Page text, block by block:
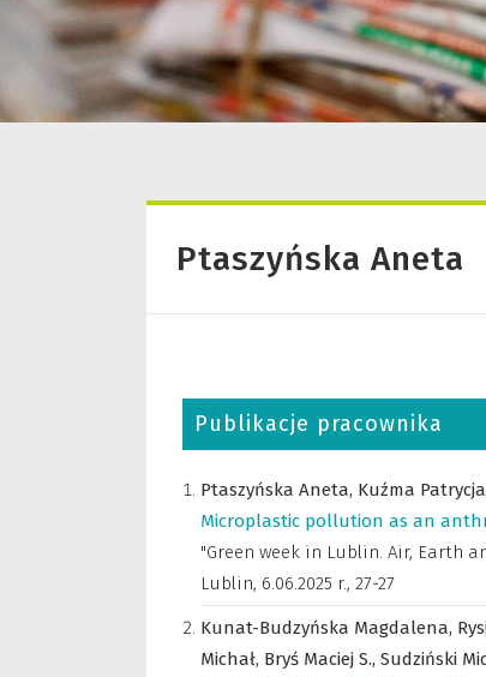
Ptaszyńska Aneta
Publikacje pracownika
Ptaszyńska Aneta, Kuźma
Microplastic pollution as an
"Green week in Lublin. Air, Earth
Lublin, 6.06.2025 r., 27-27
Kunat-Budzyńska Magdalena,
Michał, Bryś Maciej S., Sudziński